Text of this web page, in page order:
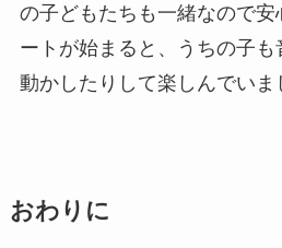
の子どもたちも一緒なので
ートが始まると、うちの子
動かしたりして楽しんでいま
おわりに